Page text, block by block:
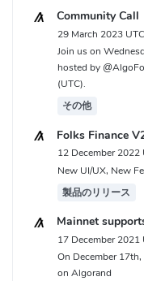
ェクトやDeFiプロジェク
Algorandの供給量
ALGOはAlgorandブロッ
供給量は10億で、執筆
す。配分は以下の通り
ム10.00%投資家10.00%
Algorand Foundationに
って保有されています
た、Algorand
ークの参加者に対して
は、ネットワークのセキ
Community Call
29 March 2023 UTC
Join us on
hosted by
(UTC).
その他
Folks Finance
12 December 2022
New UI/UX, New
製品のリリース
Mainnet
17 December 2021
On December
on Algorand